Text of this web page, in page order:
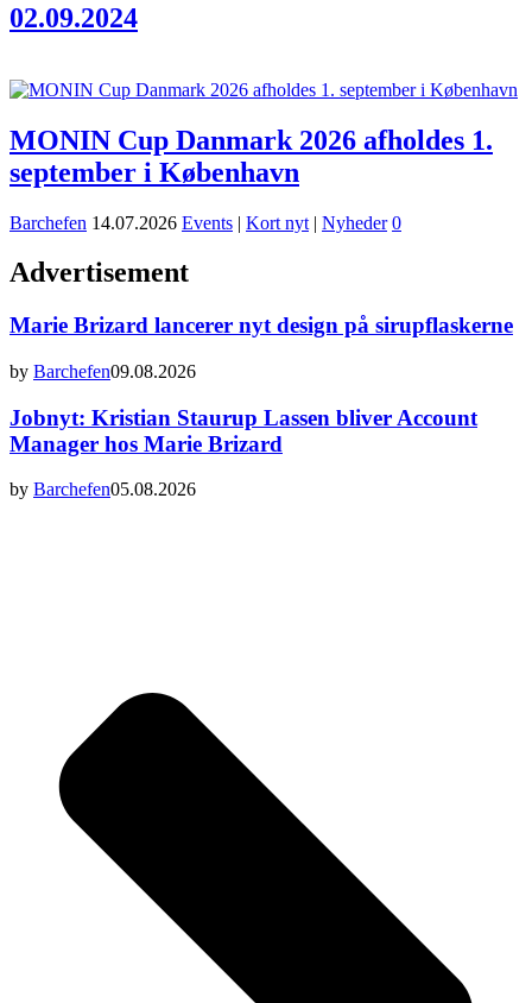
02.09.2024
MONIN Cup Danmark 2026 afholdes 1.
september i København
Barchefen 14.07.2026 Events | Kort nyt | Nyheder 0
Advertisement
Marie Brizard lancerer nyt design på sirupflaskerne
by Barchefen09.08.2026
Jobnyt: Kristian Staurup Lassen bliver Account
Manager hos Marie Brizard
by Barchefen05.08.2026